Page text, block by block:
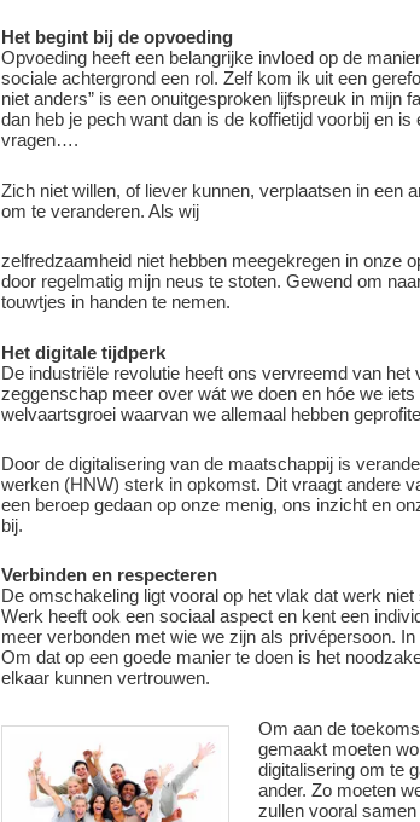
Het begint bij de opvoeding
Opvoeding heeft een belangrijke invloed op de
sociale achtergrond een rol. Zelf kom ik uit een
niet anders” is een onuitgesproken lijfspreuk in mijn
dan heb je pech want dan is de koffietijd voorbij en
vragen….
Zich niet willen, of liever kunnen, verplaatsen in een
om te veranderen. Als wij
zelfredzaamheid niet hebben meegekregen in onze
door regelmatig mijn neus te stoten. Gewend om
touwtjes in handen te nemen.
Het digitale tijdperk
De industriële revolutie heeft ons vervreemd van
zeggenschap meer over wát we doen en hóe we
welvaartsgroei waarvan we allemaal hebben
Door de digitalisering van de maatschappij is
werken (HNW) sterk in opkomst. Dit vraagt andere
een beroep gedaan op onze menig, ons inzicht en
bij.
Verbinden en respecteren
De omschakeling ligt vooral op het vlak dat werk
Werk heeft ook een sociaal aspect en kent een
meer verbonden met wie we zijn als privépersoon.
Om dat op een goede manier te doen is het
elkaar kunnen vertrouwen.
Om aan de
gemaakt moeten
digitalisering om te
ander. Zo moeten
zullen vooral